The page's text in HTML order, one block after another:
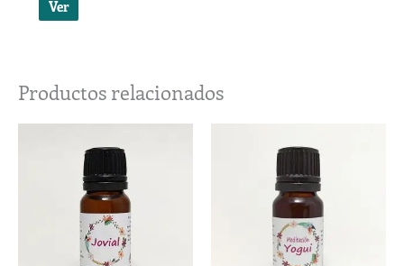
Ver
Productos relacionados
de
precios:
desde
5,06€
hasta
7,53€
producto
tiene
múltiples
variantes.
Las
de
precios:
desde
8,88€
hasta
15,74€
producto
tiene
múltiples
variantes.
Las